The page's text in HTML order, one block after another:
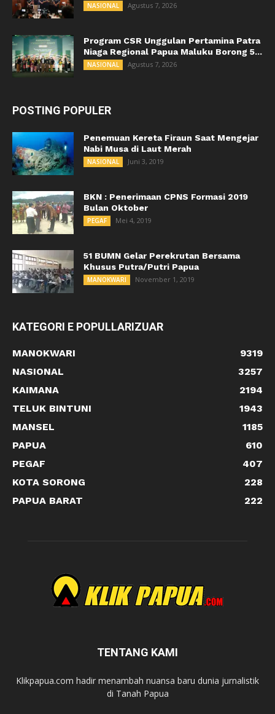
NASIONAL Agustus 7, 2026
Program CSR Unggulan Pertamina Patra
Niaga Regional Papua Maluku Borong 5...
NASIONAL Agustus 7, 2026
POSTING POPULER
Penemuan Kereta Firaun Saat Mengejar
Nabi Musa di Laut Merah
NASIONAL Juni 3, 2019
BKN : Penerimaan CPNS Formasi 2019
Bulan Oktober
PEGAF Mei 4, 2019
51 BUMN Gelar Perekrutan Bersama
Khusus Putra/Putri Papua
MANOKWARI November 1, 2019
KATEGORI E POPULLARIZUAR
MANOKWARI
9319
NASIONAL
3257
KAIMANA
2194
TELUK BINTUNI
1943
MANSEL
1185
PAPUA
610
PEGAF
407
KOTA SORONG
228
PAPUA BARAT
222
TENTANG KAMI
Klikpapua.com hadir menambah nuansa baru dunia jurnalistik
di Tanah Papua